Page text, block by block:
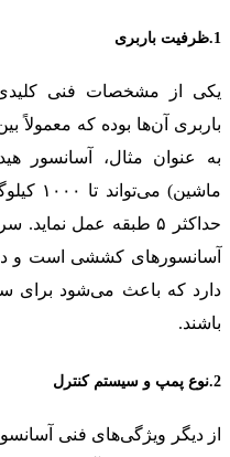
1.ظرفیت باربری
یکی از مشخصات فنی
ماشین)
حداکثر ۵ طبقه عمل
دارد که باعث می‌شود برای
باشند.
2.نوع پمپ و سیستم کنترل
از دیگر ویژگی‌های فنی